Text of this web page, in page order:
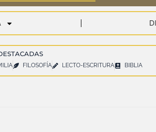
FILOSOFÍA LECTO-ESCRITURA BIBLIA